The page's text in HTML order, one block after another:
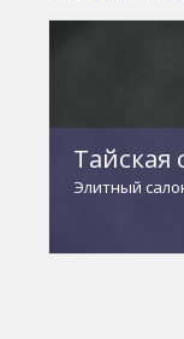
Тайская
Элитный